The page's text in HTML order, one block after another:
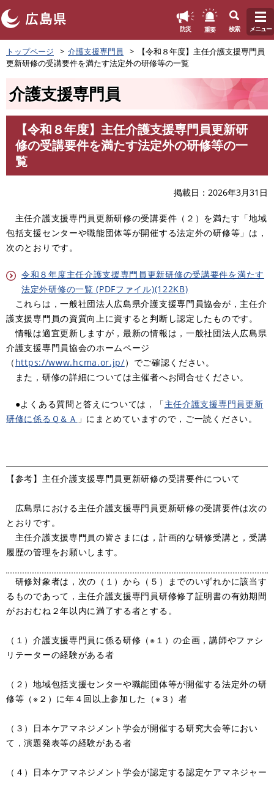
ペ
ー
ジ
防災 重要 検索 メニュー
トップページ 介護支援専門員
【令和８年度】主任介護支援専門員
更新研修の受講要件を満たす法定外の研修等の一覧
介護支援専門員
【令和８年度】主任介護支援専門員更新研
修の受講要件を満たす法定外の研修等の一
覧
掲載日 2026年3月31日
主任介護支援専門員更新研修の受講要件（２）を満たす「地域
包括支援センターや職能団体等が開催する法定外の研修等」は，
次のとおりです。
令和８年度主任介護支援専門員更新研修の受講要件を満たす
法定外研修の一覧 (PDFファイル)(122KB)
これらは，一般社団法人広島県介護支援専門員協会が，主任介
護支援専門員の資質向上に資すると判断し認定したものです。
情報は適宜更新しますが，最新の情報は，一般社団法人広島県
介護支援専門員協会のホームページ
（ https://www.hcma.or.jp/）でご確認ください。
また，研修の詳細については主催者へお問合せください。
●よくある質問と答えについては，「主任介護支援専門員更新
研修に係るＱ＆Ａ 」にまとめていますので，ご一読ください。
【参考】主任介護支援専門員更新研修の受講要件について
広島県における主任介護支援専門員更新研修の受講要件は次の
とおりです。
主任介護支援専門員の皆さまには，計画的な研修受講と，受講
履歴の管理をお願いします。
研修対象者は，次の（１）から（５）までのいずれかに該当す
るものであって，主任介護支援専門員研修修了証明書の有効期間
がおおむね２年以内に満了する者とする。
（１）介護支援専門員に係る研修（※１）の企画，講師やファシ
リテーターの経験がある者
（２）地域包括支援センターや職能団体等が開催する法定外の研
修等（※２）に年４回以上参加した（※３）者
（３）日本ケアマネジメント学会が開催する研究大会等におい
て，演題発表等の経験がある者
（４）日本ケアマネジメント学会が認定する認定ケアマネジャー